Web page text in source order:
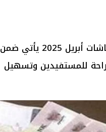
أبريل 2025
يأتي ضمن
للمستفيدين وتسهيل